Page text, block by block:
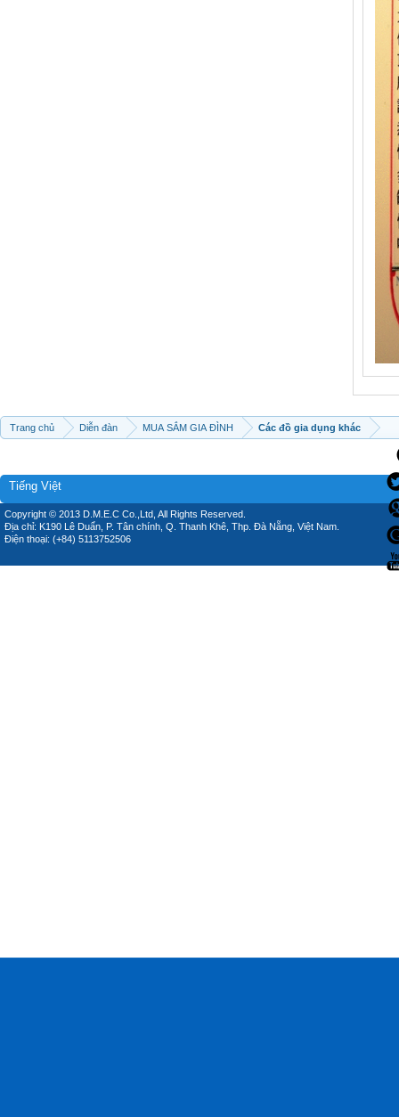
Trang chủ Diễn đàn MUA SẮM GIA ĐÌNH Các đồ gia dụng khác
Tiếng Việt
Copyright © 2013 D.M.E.C Co.,Ltd, All Rights Reserved.
Địa chỉ: K190 Lê Duẩn, P. Tân chính, Q. Thanh Khê, Thp. Đà Nẵng, Việt Nam.
Điện thoại: (+84) 5113752506